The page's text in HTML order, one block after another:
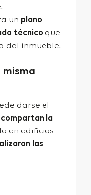
un plano
técnico que
del inmueble.
misma
darse el
compartan la
en edificios
las